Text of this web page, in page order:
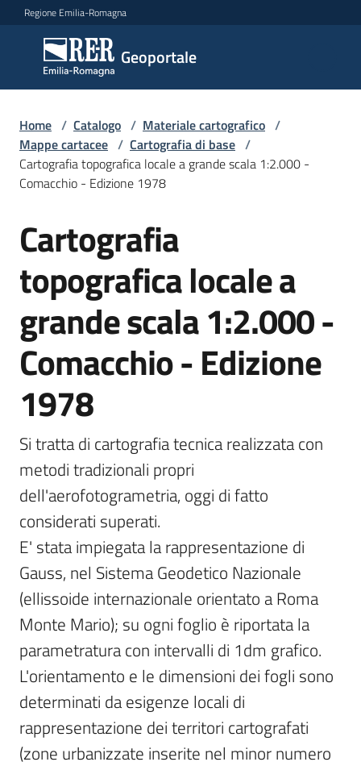
Vai al contenuto
Vai alla navigazione
Vai al footer
Regione Emilia-Romagna
Geoportale
Geoportale
Catalogo
dati,
servizi
e
Visualizza
dati
line
Scarica
Approfondimenti
Archivio
cartografico
Seguici
su
Home / Catalogo / Materiale cartografico /
Mappe cartacee / Cartografia di base /
Cartografia topografica locale a grande scala 1:2.000 -
Comacchio - Edizione 1978
Salta al contenuto
Cartografia
topografica locale a
grande scala 1:2.000 -
Comacchio - Edizione
1978
Si tratta di cartografia tecnica realizzata con
metodi tradizionali propri
dell'aerofotogrametria, oggi di fatto
considerati superati.
E' stata impiegata la rappresentazione di
Gauss, nel Sistema Geodetico Nazionale
(ellissoide internazionale orientato a Roma
Monte Mario); su ogni foglio è riportata la
parametratura con intervalli di 1dm grafico.
L'orientamento e le dimensioni dei fogli sono
determinati da esigenze locali di
rappresentazione dei territori cartografati
(zone urbanizzate inserite nel minor numero